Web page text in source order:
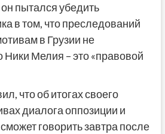
он пытался убедить
в том, что преследований
в Грузии не
Ники Мелия – это «правовой
что об итогах своего
диалога оппозиции и
говорить завтра после